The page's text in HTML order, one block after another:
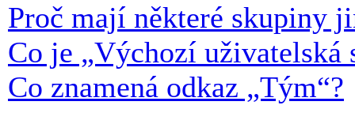
Proč mají některé skupiny
Co je „Výchozí uživatelská
Co znamená odkaz „Tým“?